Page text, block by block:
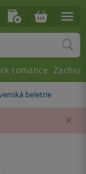
beletrie
romance